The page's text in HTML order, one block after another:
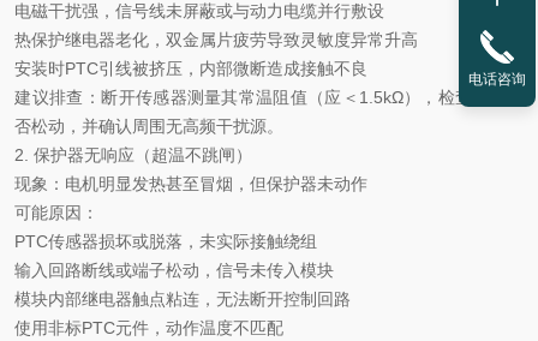
电磁干扰强，信号线未屏蔽或与动力电缆并行敷设
热保护继电器老化，双金属片疲劳导致灵敏度异常升高
安装时PTC引线被挤压，内部微断造成接触不良
‌建议排查‌：断开传感器测量其常温阻值（应＜1.5kΩ），检查接线是
否松动，并确认周围无高频干扰源。
2. ‌保护器无响应（超温不跳闸）‌
现象 ‌：电机明显发热甚至冒烟，但保护器未动作
可能原因 ‌：
PTC传感器损坏或脱落，未实际接触绕组
输入回路断线或端子松动，信号未传入模块
模块内部继电器触点粘连，无法断开控制回路
使用非标PTC元件，动作温度不匹配
电话咨询